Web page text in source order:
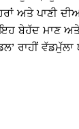
ਅਤੇ ਪਾਣੀ
ਬੇਹੱਦ ਮਾਣ
ਰਾਹੀਂ